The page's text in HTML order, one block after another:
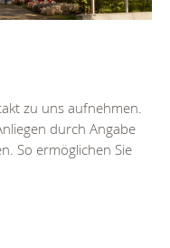
zu uns aufnehmen.
durch Angabe
So ermöglichen Sie